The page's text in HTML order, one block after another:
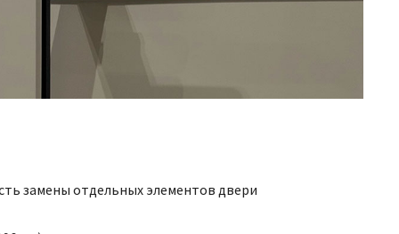
замены отдельных элементов двери